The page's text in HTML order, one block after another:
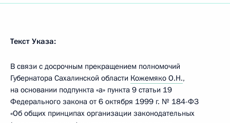
Текст Указа:
В связи с досрочным прекращением полномочий
Губернатора Сахалинской области Кожемяко О.Н.,
на основании подпункта «а» пункта 9 статьи 19
Федерального закона от 6 октября 1999 г. № 184-ФЗ
«Об общих принципах организации законодательных